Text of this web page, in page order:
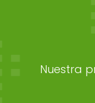
Nuestra